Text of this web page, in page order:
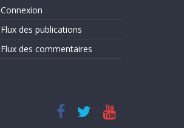
Connexion
Flux des publications
Flux des commentaires